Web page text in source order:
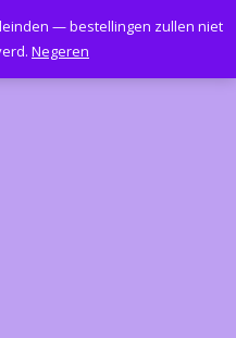
— bestellingen zullen niet
Negeren